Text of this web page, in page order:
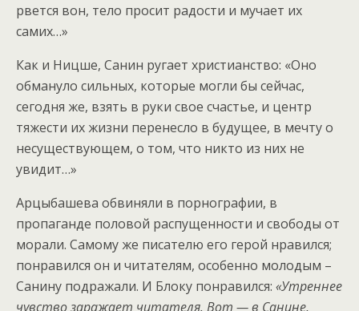
рвется вон, тело просит радости и мучает их
самих…»
Как и Ницше, Санин ругает христианство: «Оно
обмануло сильных, которые могли бы сейчас,
сегодня же, взять в руки свое счастье, и центр
тяжести их жизни перенесло в будущее, в мечту о
несуществующем, о том, что никто из них не
увидит…»
Арцыбашева обвиняли в порнографии, в
пропаганде половой распущенности и свободы от
морали. Самому же писателю его герой нравился;
понравился он и читателям, особенно молодым –
Санину подражали. И Блоку понравился: «Утреннее
чувство заражает читателя. Вот — в Санине,